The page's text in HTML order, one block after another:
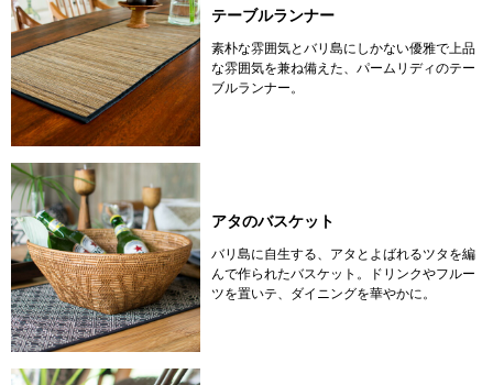
テーブルランナー
素朴な雰囲気とバリ島にしかない優雅で上品
な雰囲気を兼ね備えた、パームリディのテー
ブルランナー。
アタのバスケット
バリ島に自生する、アタとよばれるツタを編
んで作られたバスケット。ドリンクやフルー
ツを置いテ、ダイニングを華やかに。